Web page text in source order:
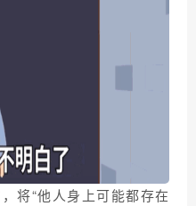
，将“他人身上可能都存在